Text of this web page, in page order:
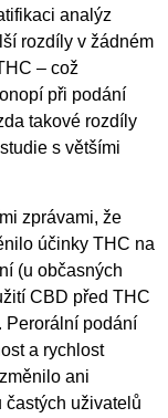
analýz
rozdíly v žádném
– což
při podání
takové rozdíly
s většími
zprávami, že
účinky THC na
(u občasných
CBD před THC
Perorální podání
a rychlost
ani
uživatelů